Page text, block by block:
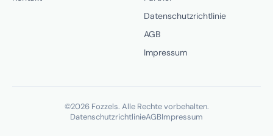
Datenschutzrichtlinie
AGB
Impressum
©2026 Fozzels. Alle Rechte vorbehalten.
DatenschutzrichtlinieAGBImpressum